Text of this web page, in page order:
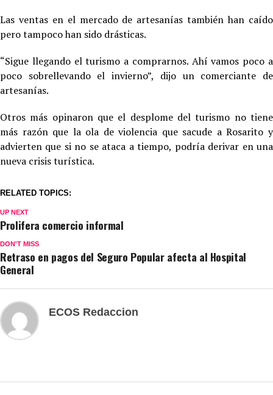
Las ventas en el mercado de artesanías también han caído
pero tampoco han sido drásticas.
“Sigue llegando el turismo a comprarnos. Ahí vamos poco a
poco sobrellevando el invierno”, dijo un comerciante de
artesanías.
Otros más opinaron que el desplome del turismo no tiene
más razón que la ola de violencia que sacude a Rosarito y
advierten que si no se ataca a tiempo, podría derivar en una
nueva crisis turística.
RELATED TOPICS:
UP NEXT
Prolifera comercio informal
DON'T MISS
Retraso en pagos del Seguro Popular afecta al Hospital
General
ECOS Redaccion